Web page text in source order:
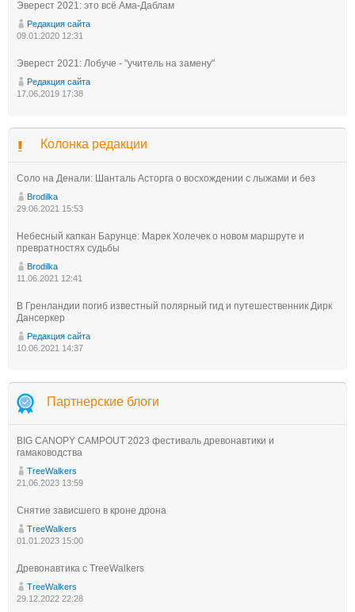
Эверест 2021: это всё Ама-Даблам
Редакция сайта
09.01.2020 12:31
Эверест 2021: Лобуче - "учитель на замену"
Редакция сайта
17.06.2019 17:38
Колонка редакции
Соло на Денали: Шанталь Асторга о восхождении с лыжами и без
Brodilka
29.06.2021 15:53
Небесный капкан Барунце: Марек Холечек о новом маршруте и
превратностях судьбы
Brodilka
11.06.2021 12:41
В Гренландии погиб известный полярный гид и путешественник Дирк
Дансеркер
Редакция сайта
10.06.2021 14:37
Партнерские блоги
BIG CANOPY CAMPOUT 2023 фестиваль древонавтики и
гамаководства
TreeWalkers
21.06.2023 13:59
Снятие зависшего в кроне дрона
TreeWalkers
01.01.2023 15:00
Древонавтика с TreeWalkers
TreeWalkers
29.12.2022 22:28